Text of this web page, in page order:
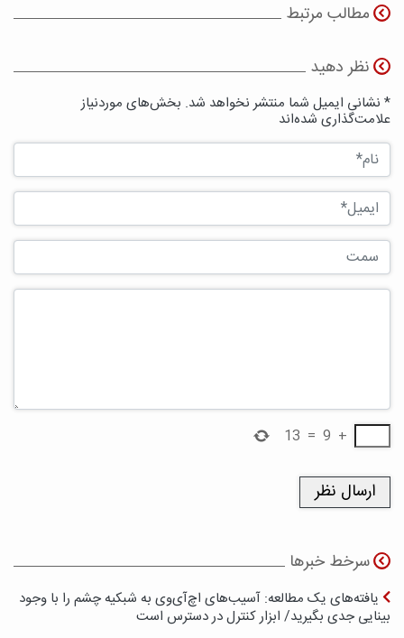
مطالب مرتبط
نظر دهید
* نشانی ایمیل شما منتشر نخواهد شد. بخش‌های موردنیاز
علامت‌گذاری شده‌اند
+
9
=
13
سرخط خبرها
یافته‌های یک مطالعه: آسیب‌های اچ‌آی‌وی به شبکیه چشم را با وجود
بینایی جدی بگیرید/ ابزار کنترل در دسترس است